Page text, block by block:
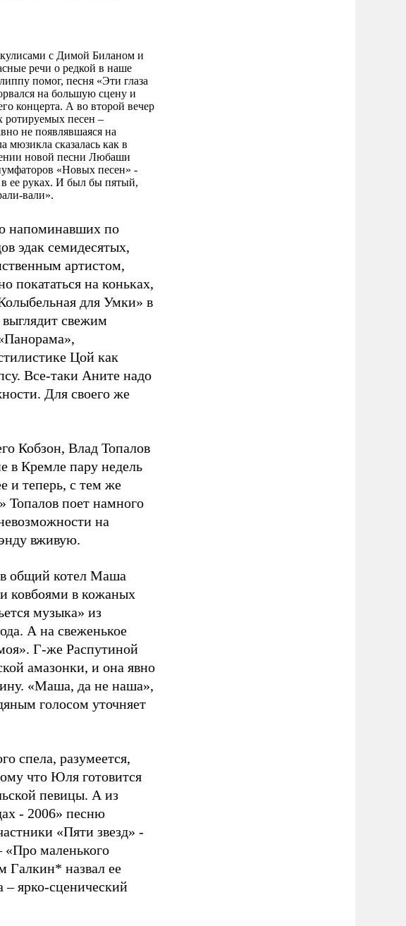
с Димой Биланом и
речи о редкой в наше
помог, песня «Эти глаза
на большую сцену и
концерта. А во второй вечер
ротируемых песен –
не появлявшаяся на
мюзикла сказалась как в
новой песни Любаши
«Новых песен» -
в ее руках. И был бы пятый,
вали».
напоминавших по
эдак семидесятых,
артистом,
покататься на коньках,
для Умки» в
свежим
Цой как
Все-таки Аните надо
Для своего же
Кобзон, Влад Топалов
в Кремле пару недель
и теперь, с тем же
Топалов поет намного
на
вживую.
в общий котел Маша
ковбоями в кожаных
музыка» из
А на свеженькое
Г-же Распутиной
амазонки, и она явно
«Маша, да не наша»,
голосом уточняет
спела, разумеется,
что Юля готовится
певицы. А из
- 2006» песню
«Пяти звезд» -
маленького
Галкин* назвал ее
ярко-сценический